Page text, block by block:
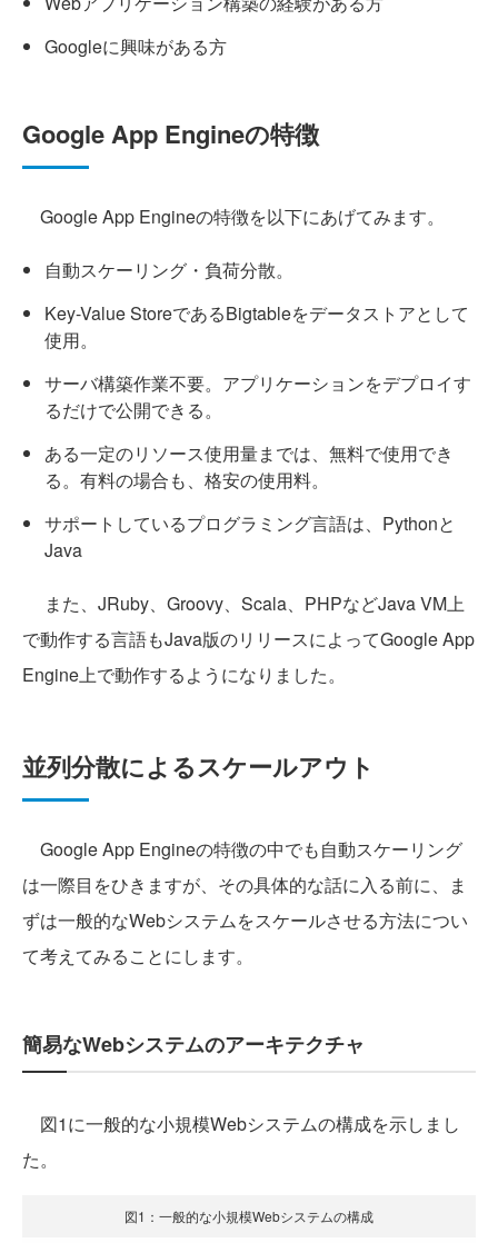
Googleに興味がある方
Google App Engineの特徴
Google App Engineの特徴を以下にあげてみます。
自動スケーリング・負荷分散。
Key-Value StoreであるBigtableをデータストアとして
使用。
サーバ構築作業不要。アプリケーションをデプロイす
るだけで公開できる。
ある一定のリソース使用量までは、無料で使用でき
る。有料の場合も、格安の使用料。
サポートしているプログラミング言語は、Pythonと
Java
また、JRuby、Groovy、Scala、PHPなどJava VM上
で動作する言語もJava版のリリースによってGoogle App
Engine上で動作するようになりました。
並列分散によるスケールアウト
Google App Engineの特徴の中でも自動スケーリング
は一際目をひきますが、その具体的な話に入る前に、ま
ずは一般的なWebシステムをスケールさせる方法につい
て考えてみることにします。
簡易なWebシステムのアーキテクチャ
図1に一般的な小規模Webシステムの構成を示しまし
た。
図1：一般的な小規模Webシステムの構成